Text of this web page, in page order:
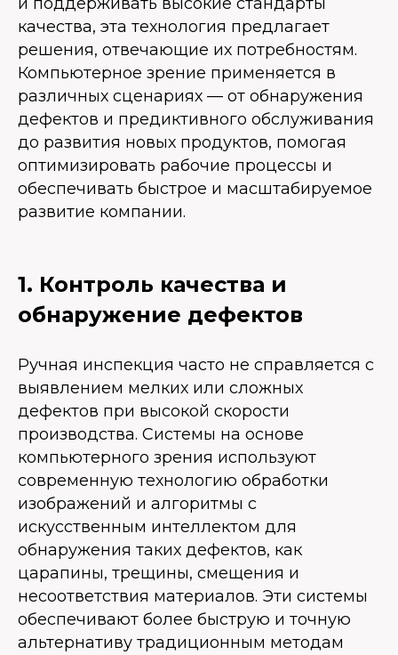
качества, эта технология предлагает
решения, отвечающие их потребностям.
Компьютерное зрение применяется в
различных сценариях — от обнаружения
дефектов и предиктивного обслуживания
до развития новых продуктов, помогая
оптимизировать рабочие процессы и
обеспечивать быстрое и масштабируемое
развитие компании.
1. Контроль качества и
обнаружение дефектов
Ручная инспекция часто не справляется с
выявлением мелких или сложных
дефектов при высокой скорости
производства. Системы на основе
компьютерного зрения используют
современную технологию обработки
изображений и алгоритмы с
искусственным интеллектом для
обнаружения таких дефектов, как
царапины, трещины, смещения и
несоответствия материалов. Эти системы
обеспечивают более быструю и точную
альтернативу традиционным методам